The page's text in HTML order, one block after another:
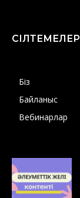
СІЛТЕМЕЛЕР
Біз
Байланыс
Вебинарлар